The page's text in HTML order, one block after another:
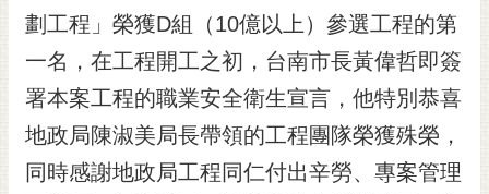
市政資訊
市民互動
黃
偉
哲
劃工程」榮獲D組（10億以上）參選工程的第
一名，在工程開工之初，台南市長黃偉哲即簽
署本案工程的職業安全衛生宣言，他特別恭喜
地政局陳淑美局長帶領的工程團隊榮獲殊榮，
同時感謝地政局工程同仁付出辛勞、專案管理